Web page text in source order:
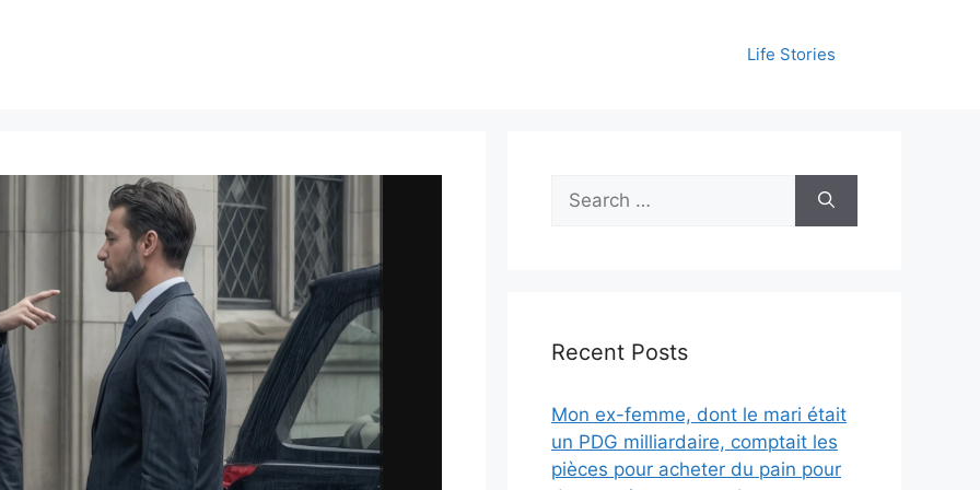
Life Stories
Search
for:
Recent Posts
Mon ex-femme, dont le mari était
un PDG milliardaire, comptait les
pièces pour acheter du pain pour